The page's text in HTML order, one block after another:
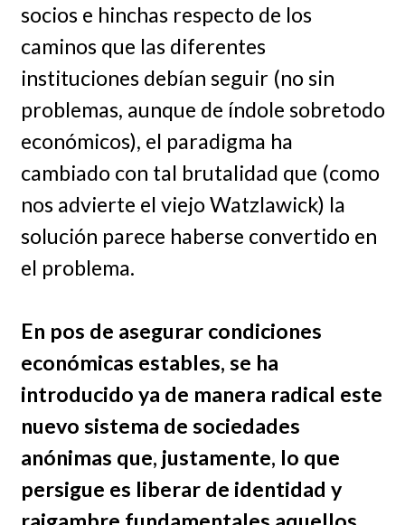
socios e hinchas respecto de los
caminos que las diferentes
instituciones debían seguir (no sin
problemas, aunque de índole sobretodo
económicos), el paradigma ha
cambiado con tal brutalidad que (como
nos advierte el viejo Watzlawick) la
solución parece haberse convertido en
el problema.
En pos de asegurar condiciones
económicas estables, se ha
introducido ya de manera radical este
nuevo sistema de sociedades
anónimas que, justamente, lo que
persigue es liberar de identidad y